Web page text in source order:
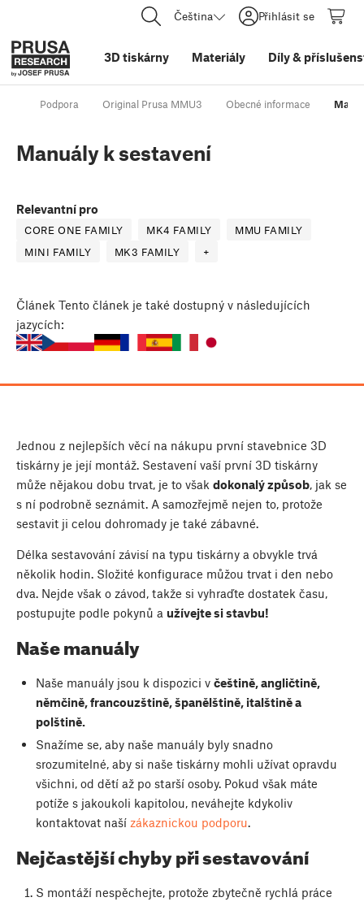
Čeština Přihlásit se
3D tiskárny Materiály Díly&
Podpora Original Prusa MMU3 Obecné informace
Manuály k sestavení
Relevantní pro
CORE ONE FAMILY MK4 FAMILY
MMU FAMILY
MINI FAMILY
MK3 FAMILY +
Článek Tento článek je také dostupný v následujících
jazycích:
Jednou z nejlepších věcí na nákupu první stavebnice 3D
tiskárny je její montáž. Sestavení vaší první 3D tiskárny
může nějakou dobu trvat, je to však dokonalý způsob, jak se
s ní podrobně seznámit. A samozřejmě nejen to, protože
sestavit ji celou dohromady je také zábavné.
Délka sestavování závisí na typu tiskárny a obvykle trvá
několik hodin. Složité konfigurace můžou trvat i den nebo
dva. Nejde však o závod, takže si vyhraďte dostatek času,
postupujte podle pokynů a užívejte si stavbu!
Naše manuály
Naše manuály jsou k dispozici v češtině, angličtině,
němčině, francouzštině, španělštině, italštině a
polštině.
Snažíme se, aby naše manuály byly snadno
srozumitelné, aby si naše tiskárny mohli užívat opravdu
všichni, od dětí až po starší osoby. Pokud však máte
potíže s jakoukoli kapitolou, neváhejte kdykoliv
kontaktovat naší zákaznickou podporu.
Nejčastější chyby při sestavování
S montáží nespěchejte, protože zbytečně rychlá práce